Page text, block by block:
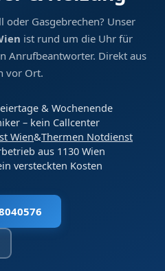
oder Gasgebrechen? Unser
ist rund um die Uhr für
Anrufbeantworter. Direkt aus
vor Ort.
& Wochenende
– kein Callcenter
Wien&Thermen Notdienst
aus 1130 Wien
versteckten Kosten